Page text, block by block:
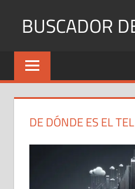
BUSCADOR
Identifica
Números
y
DE DÓNDE ES EL